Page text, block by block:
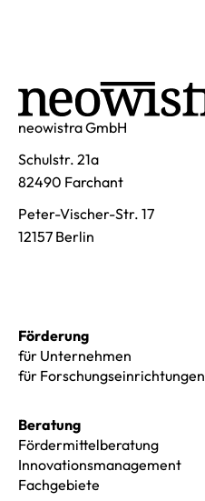
neowistra GmbH
Schulstr. 21a
82490 Farchant
Peter-Vischer-Str. 17
12157 Berlin
Förderung
für Unternehmen
für Forschungseinrichtungen
Beratung
Fördermittelberatung
Innovationsmanagement
Fachgebiete